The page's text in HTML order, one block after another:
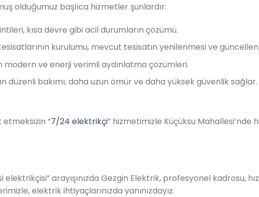
olduğumuz başlıca hizmetler şunlardır:
kısa devre gibi acil durumların çözümü.
kurulumu, mevcut tesisatın yenilenmesi ve
modern ve enerji verimli aydınlatma çözümleri.
düzenli bakımı, daha uzun ömür ve daha yüksek güvenlik sağlar.
“7/24 elektrikçi” hizmetimizle Küçüksu
elektrikçisi” arayışınızda Gezgin Elektrik, profesyonel kadrosu,
elektrik ihtiyaçlarınızda yanınızdayız.